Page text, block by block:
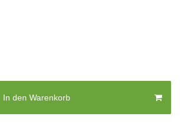
In den Warenkorb